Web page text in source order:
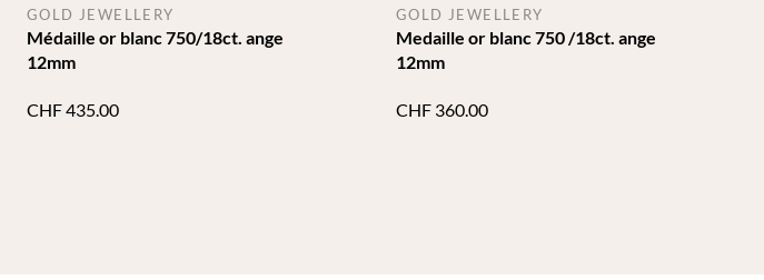
Médaille or blanc 750/18ct. ange
12mm
GOLD JEWELLERY
CHF435.00
Medaille or blanc 750 /18ct. ange
12mm
GOLD JEWELLERY
CHF 360.00